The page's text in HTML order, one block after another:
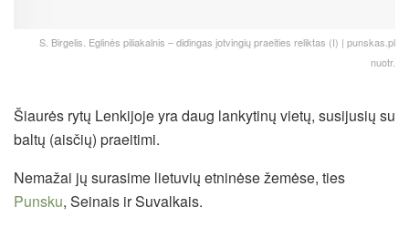
S. Birgelis. Eglinės piliakalnis – didingas jotvingių praeities reliktas (I) | punskas.pl
nuotr.
Šiaurės rytų Lenkijoje yra daug lankytinų vietų, susijusių su
baltų (aisčių) praeitimi.
Nemažai jų surasime lietuvių etninėse žemėse, ties
Punsku, Seinais ir Suvalkais.